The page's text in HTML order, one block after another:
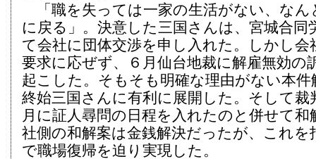
「職を失っては一家の生活がない、なん
に戻る」。決意した三国さんは、宮城合同
て会社に団体交渉を申し入れた。しかし会
要求に応ぜず、６月仙台地裁に解雇無効の
起こした。そもそも明確な理由がない本件
終始三国さんに有利に展開した。そして裁
月に証人尋問の日程を入れたのと併せて和
社側の和解案は金銭解決だったが、これを
で職場復帰を迫り実現した。